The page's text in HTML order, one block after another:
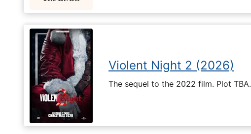
Violent Night 2 (2026)
The sequel to the 2022 film. Plot TBA.